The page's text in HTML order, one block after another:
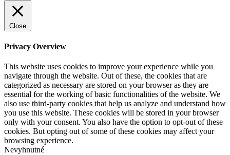
Close
Privacy Overview
This website uses cookies to improve your experience while you
navigate through the website. Out of these, the cookies that are
categorized as necessary are stored on your browser as they are
essential for the working of basic functionalities of the website. We
also use third-party cookies that help us analyze and understand how
you use this website. These cookies will be stored in your browser
only with your consent. You also have the option to opt-out of these
cookies. But opting out of some of these cookies may affect your
browsing experience.
Nevyhnutné